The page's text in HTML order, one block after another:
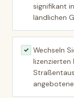
signifikant
ländlichen
✓ Wechseln